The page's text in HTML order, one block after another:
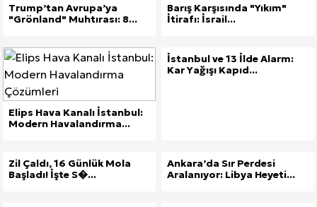
Trump’tan Avrupa’ya
"Grönland" Muhtırası: 8...
Barış Karşısında "Yıkım"
İtirafı: İsrail...
Elips Hava Kanalı İstanbul:
Modern Havalandırma...
İstanbul ve 13 İlde Alarm:
Kar Yağışı Kapıd...
Zil Çaldı, 16 Günlük Mola
Başladı! İşte S�...
Ankara’da Sır Perdesi
Aralanıyor: Libya Heyeti...